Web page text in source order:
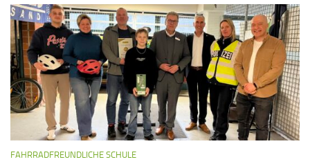
FAHRRADFREUNDLICHE SCHULE